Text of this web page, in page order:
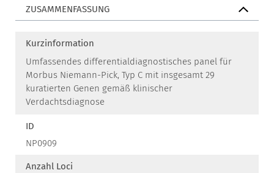
ZUSAMMENFASSUNG
Kurzinformation
Umfassendes differentialdiagnostisches panel für
Morbus Niemann-Pick, Typ C mit insgesamt 29
kuratierten Genen gemäß klinischer
Verdachtsdiagnose
ID
NP0909
Anzahl Loci